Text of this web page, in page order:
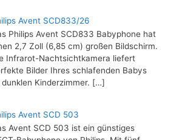
Avent SCD833/26
Philips Avent SCD833 Babyphone hat
2,7 Zoll (6,85 cm) großen Bildschirm.
Infrarot-Nachtsichtkamera liefert
Bilder Ihres schlafenden Babys
Kinderzimmer. […]
Avent SCD 503
Avent SCD 503 ist ein günstiges